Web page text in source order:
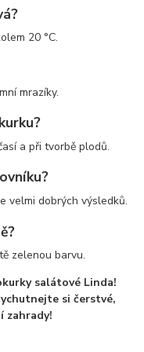
20 °C.
mrazíky.
a při tvorbě plodů.
velmi dobrých výsledků.
zelenou barvu.
salátové Linda!
si čerstvé,
zahrady!